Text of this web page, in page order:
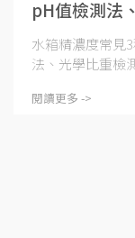
pH值檢測法
水箱精濃度常見
法、光學比重檢
閱讀更多 ->